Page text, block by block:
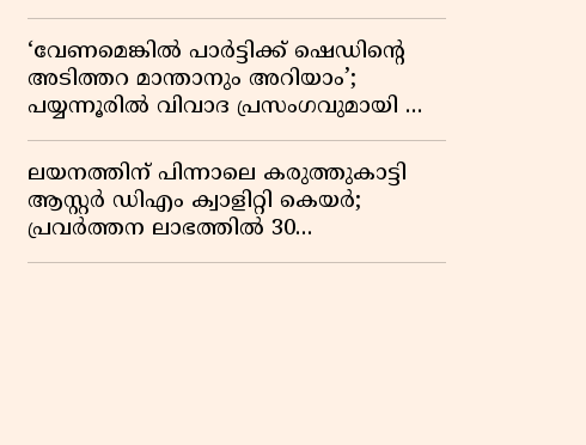
‘വേണമെങ്കിൽ പാർട്ടിക്ക് ഷെഡിൻ്റെ
അടിത്തറ മാന്താനും അറിയാം’;
പയ്യന്നൂരിൽ വിവാദ പ്രസംഗവുമായി കെ
കെ രാഗേഷ്
ലയനത്തിന് പിന്നാലെ കരുത്തുകാട്ടി
ആസ്റ്റർ ഡിഎം ക്വാളിറ്റി കെയർ;
പ്രവർത്തന ലാഭത്തിൽ 30
ശതമാനത്തിൻ്റെ വളർച്ച,